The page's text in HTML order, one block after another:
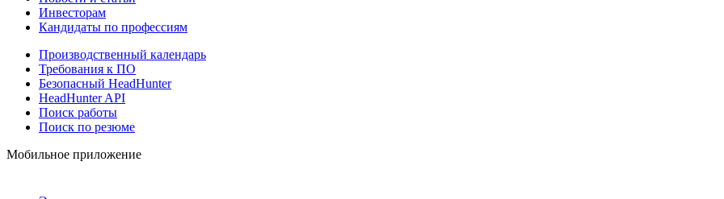
Инвесторам
Кандидаты по профессиям
Производственный календарь
Требования к ПО
Безопасный HeadHunter
HeadHunter API
Поиск работы
Поиск по резюме
Мобильное приложение